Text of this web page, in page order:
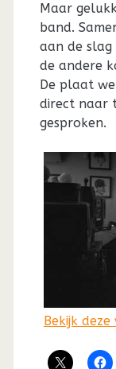
Maar
band.
aan de slag
de andere
De plaat
direct naar
gesproken.
Bekijk